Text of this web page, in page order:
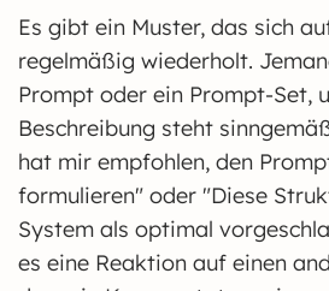
Es gibt ein Muster, das sich
regelmäßig wiederholt.
Prompt oder ein Prompt-Set,
Beschreibung steht
hat mir empfohlen, den
formulieren" oder "Diese
System als optimal
es eine Reaktion auf einen